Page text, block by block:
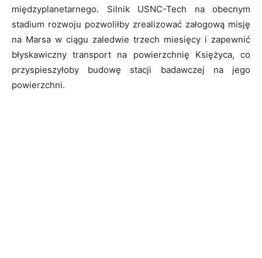
międzyplanetarnego. Silnik USNC-Tech na obecnym
stadium rozwoju pozwoliłby zrealizować załogową misję
na Marsa w ciągu zaledwie trzech miesięcy i zapewnić
błyskawiczny transport na powierzchnię Księżyca, co
przyspieszyłoby budowę stacji badawczej na jego
powierzchni.